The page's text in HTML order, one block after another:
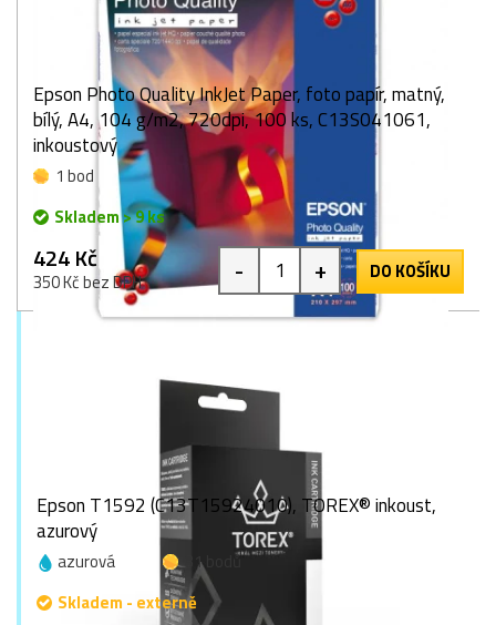
Epson Photo Quality InkJet Paper, foto papír, matný,
bílý, A4, 104 g/m2, 720dpi, 100 ks, C13S041061,
inkoustový
1 bod
Skladem > 9 ks
424 Kč
350 Kč bez DPH - + DO KOŠÍKU
Epson T1592 (C13T15924010), TOREX® inkoust,
azurový
azurová
31 bodů
Skladem - externě